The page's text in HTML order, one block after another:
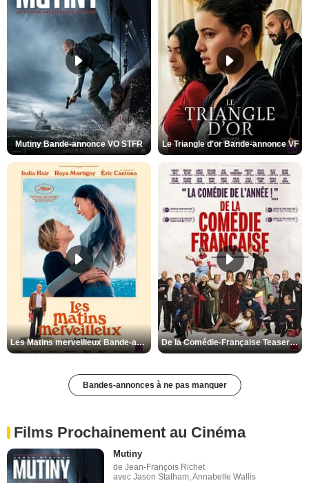
Mutiny Bande-annonce VO STFR Le Triangle d'or Bande-annonce VF
Les Matins merveilleux Bande-annonce VF De la Comédie-Française Teaser VF
Bandes-annonces à ne pas manquer
Films Prochainement au Cinéma
Mutiny
de Jean-François Richet
avec Jason Statham, Annabelle Wallis